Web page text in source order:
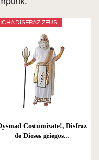
DISFRAZ ZEUS
Costumizate!, Disfraz
de Dioses griegos...